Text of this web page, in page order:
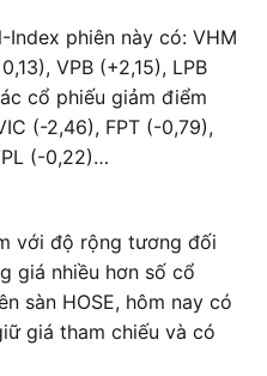
phiên này có: VHM
VPB (+2,15), LPB
cổ phiếu giảm điểm
(-2,46), FPT (-0,79),
(-0,22)…
với độ rộng tương đối
giá nhiều hơn số cổ
sàn HOSE, hôm nay có
giá tham chiếu và có